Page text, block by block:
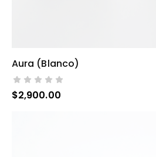
Aura (blanco)
$2,900.00